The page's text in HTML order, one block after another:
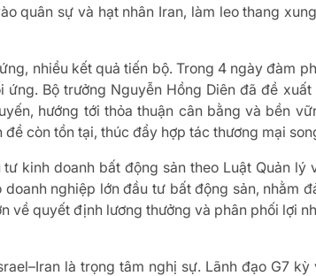
quân sự và hạt nhân Iran, làm leo thang
nhiều kết quả tiến bộ. Trong 4 ngày đàm
Bộ trưởng Nguyễn Hồng Diên đã đề
hướng tới thỏa thuận cân bằng và bền
còn tồn tại, thúc đẩy hợp tác thương mại
kinh doanh bất động sản theo Luật Quản lý
nghiệp lớn đầu tư bất động sản, nhằm
về quyết định lương thưởng và phân phối lợi
là trọng tâm nghị sự. Lãnh đạo G7